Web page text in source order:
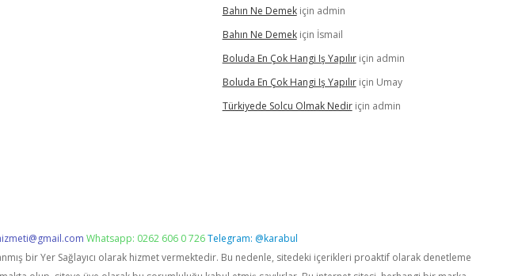
Bahın Ne Demekiçin admin
Bahın Ne Demekiçin İsmail
Boluda En Çok Hangi Iş Yapılıriçin admin
Boluda En Çok Hangi Iş Yapılıriçin Umay
Türkiyede Solcu Olmak Nediriçin admin
Whatsapp: 0262 606 0 726Telegram: @karabul
bir Yer Sağlayıcı olarak hizmet vermektedir. Bu nedenle, sitedeki içerikleri proaktif olarak denetleme